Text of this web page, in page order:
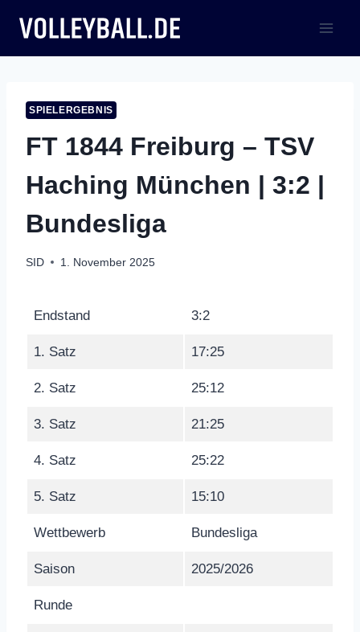
Inhalt
springen
SPIELERGEBNIS
FT 1844 Freiburg – TSV
Haching München | 3:2 |
Bundesliga
SID 1. November 2025
Endstand 3:2
1. Satz 17:25
2. Satz 25:12
3. Satz 21:25
4. Satz 25:22
5. Satz 15:10
Wettbewerb Bundesliga
Saison 2025/2026
Runde